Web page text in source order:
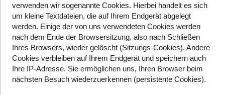
gewesen.
Der saudiarabische Aktienmarkt ist der größte in der
arabischen Welt. Dort sind Unternehmen mit einer
Marktkapitalisierung von insgesamt fast 2,7 Billionen
Dollar notiert. Der saudi-arabische Ölkonzern Aramco
hatte 2019 an der Börse in Riad den weltgrößten
Börsengang mit einem Emissionsvolumen von 29,4
verwenden wir sogenannte Cookies. Hierbei handelt es sich
um kleine Textdateien, die auf Ihrem Endgerät abgelegt
werden. Einige der von uns verwendeten Cookies werden
nach dem Ende der Browsersitzung, also nach Schließen
Ihres Browsers, wieder gelöscht (Sitzungs-Cookies). Andere
Cookies verbleiben auf Ihrem Endgerät und speichern auch
Ihre IP-Adresse. Sie ermöglichen uns, Ihren Browser beim
nächsten Besuch wiederzuerkennen (persistente Cookies).